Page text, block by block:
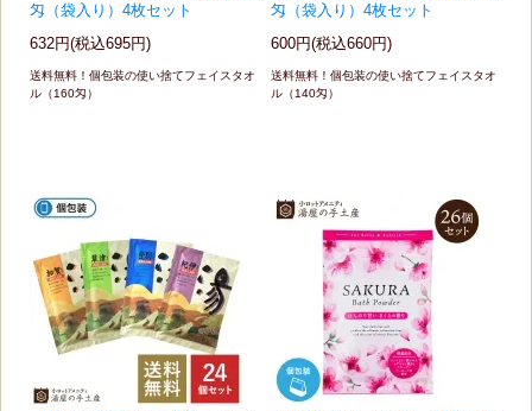
匁（袋入り）4枚セット
632円(税込695円)
送料無料！個包装の使い捨てフェイスタオ
ル（160匁）
匁（袋入り）4枚セット
600円(税込660円)
送料無料！個包装の使い捨てフェイスタオ
ル（140匁）